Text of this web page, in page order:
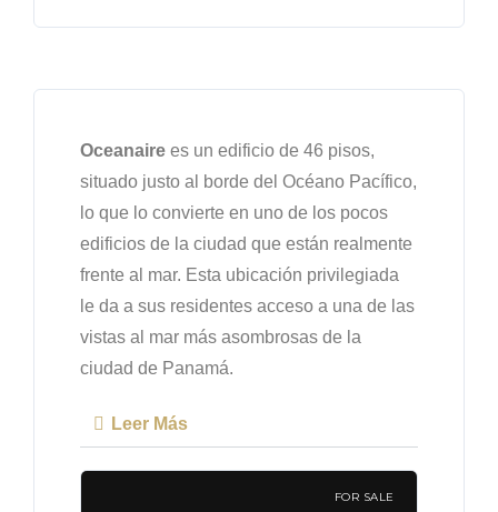
Oceanaire es un edificio de 46 pisos,
situado justo al borde del Océano Pacífico,
lo que lo convierte en uno de los pocos
edificios de la ciudad que están realmente
frente al mar. Esta ubicación privilegiada
le da a sus residentes acceso a una de las
vistas al mar más asombrosas de la
ciudad de Panamá.
Leer Más
FOR SALE